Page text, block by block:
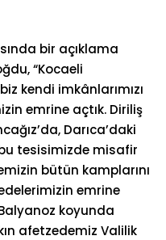
bir açıklama
“Kocaeli
kendi imkânlarımızı
emrine açtık. Diriliş
Darıca’daki
tesisimizde misafir
bütün kamplarını
emrine
koyunda
afetzedemiz Valilik